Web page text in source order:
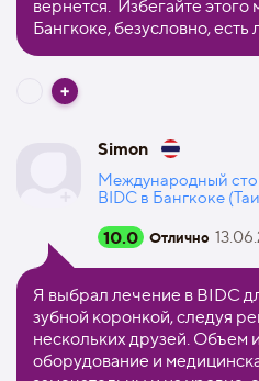
вернется. Избегайте этого
Бангкоке, безусловно,
Simon
Международный
BIDC в Бангкоке
10.0 Отлично
Я выбрал лечение в BIDC
зубной коронкой, следуя
нескольких друзей. Объем
оборудование и